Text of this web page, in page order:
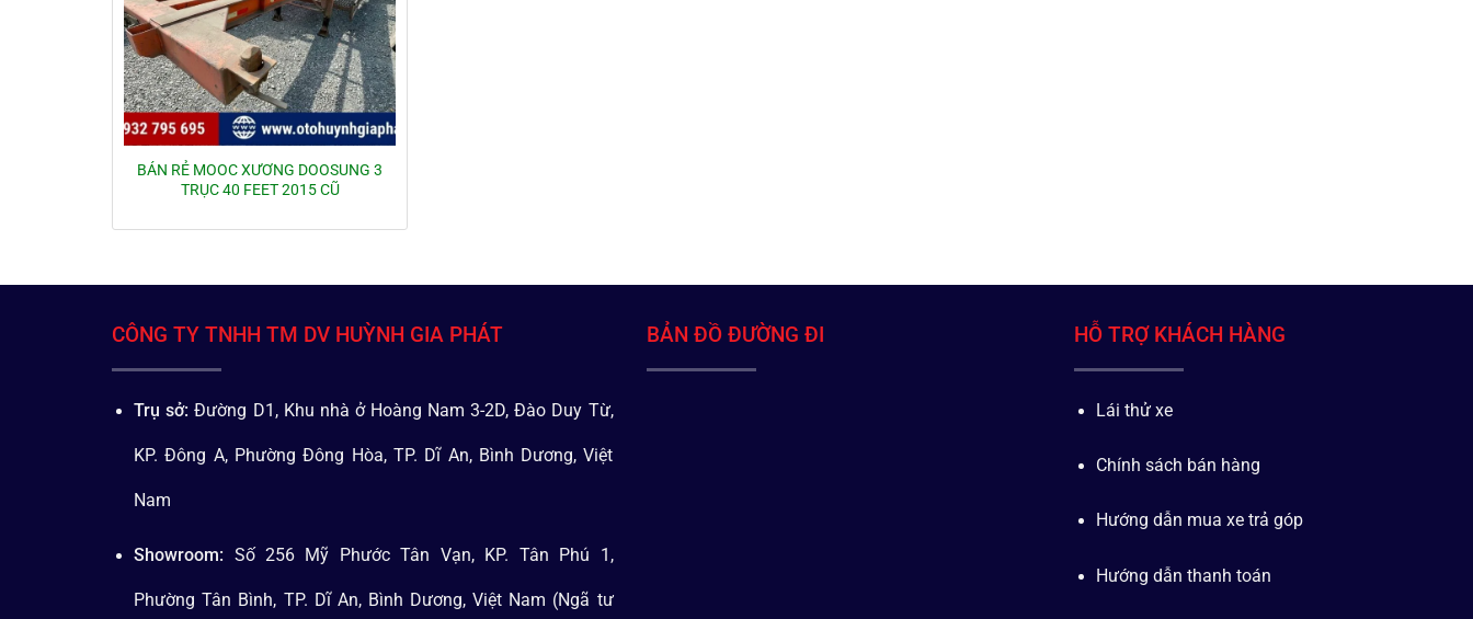
BÁN RẺ MOOC XƯƠNG DOOSUNG 3
TRỤC 40 FEET 2015 CŨ
CÔNG TY TNHH TM DV HUỲNH GIA PHÁT
Trụ sở: Đường D1, Khu nhà ở Hoàng Nam 3-2D, Đào Duy Từ,
KP. Đông A, Phường Đông Hòa, TP. Dĩ An, Bình Dương, Việt
Nam
Showroom: Số 256 Mỹ Phước Tân Vạn, KP. Tân Phú 1,
Phường Tân Bình, TP. Dĩ An, Bình Dương, Việt Nam (Ngã tư
BẢN ĐỒ ĐƯỜNG ĐI HỖ TRỢ KHÁCH HÀNG
Lái thử xe
Chính sách bán hàng
Hướng dẫn mua xe trả góp
Hướng dẫn thanh toán